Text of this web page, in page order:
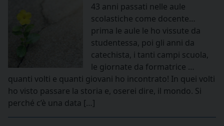
43 anni passati nelle aule
scolastiche come docente…
prima le aule le ho vissute da
studentessa, poi gli anni da
catechista, i tanti campi scuola,
le giornate da formatrice …
quanti volti e quanti giovani ho incontrato! In quei volti
ho visto passare la storia e, oserei dire, il mondo. Si
perché c’è una data […]